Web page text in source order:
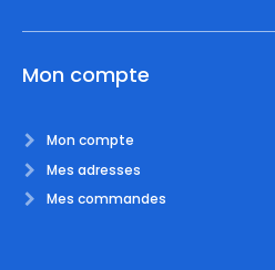
Mon compte
Mon compte
Mes adresses
Mes commandes